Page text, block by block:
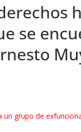
se
grupo de